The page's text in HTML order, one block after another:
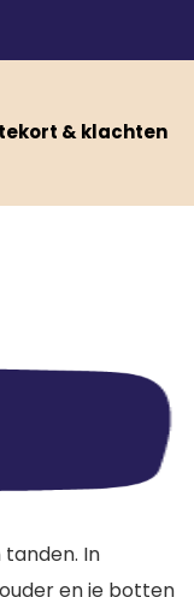
& klachten
In
en je botten